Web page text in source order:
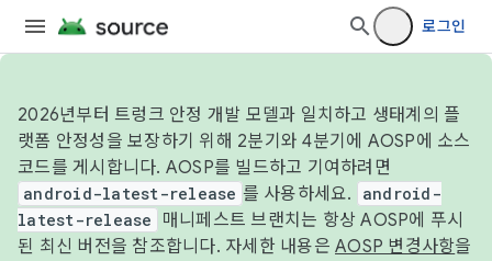
로그인
2026년부터 트렁크 안정 개발 모델과 일치하고 생태계의 플
랫폼 안정성을 보장하기 위해 2분기와 4분기에 AOSP에 소스
코드를 게시합니다. AOSP를 빌드하고 기여하려면
android-latest-release 를 사용하세요.
android-
latest-release
매니페스트 브랜치는 항상 AOSP에 푸시
된 최신 버전을 참조합니다. 자세한 내용은 AOSP 변경사항을